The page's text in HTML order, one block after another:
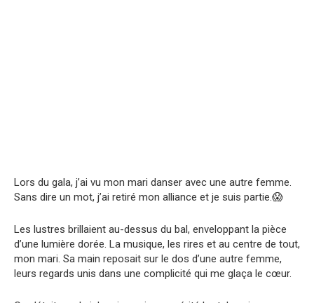
Lors du gala, j’ai vu mon mari danser avec une autre femme.
Sans dire un mot, j’ai retiré mon alliance et je suis partie.😱
Les lustres brillaient au-dessus du bal, enveloppant la pièce
d’une lumière dorée. La musique, les rires et au centre de tout,
mon mari. Sa main reposait sur le dos d’une autre femme,
leurs regards unis dans une complicité qui me glaça le cœur.